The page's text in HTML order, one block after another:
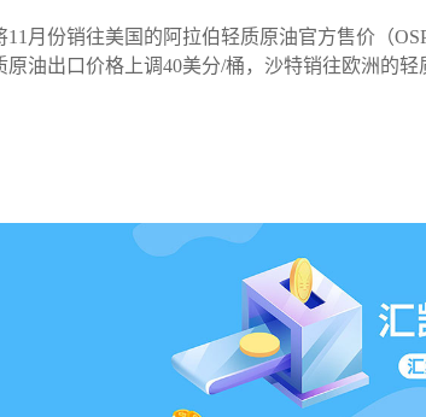
月份销往美国的阿拉伯轻质原油官方售价（
油出口价格上调40美分/桶，沙特销往欧洲的轻